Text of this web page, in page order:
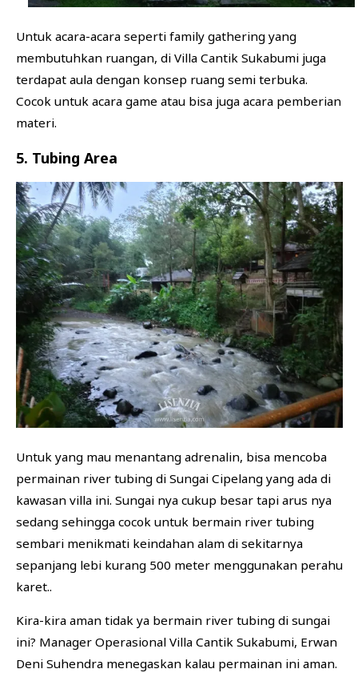
Untuk acara-acara seperti family gathering yang
membutuhkan ruangan, di Villa Cantik Sukabumi juga
terdapat aula dengan konsep ruang semi terbuka.
Cocok untuk acara game atau bisa juga acara pemberian
materi.
5. Tubing Area
Untuk yang mau menantang adrenalin, bisa mencoba
permainan river tubing di Sungai Cipelang yang ada di
kawasan villa ini. Sungai nya cukup besar tapi arus nya
sedang sehingga cocok untuk bermain river tubing
sembari menikmati keindahan alam di sekitarnya
sepanjang lebi kurang 500 meter menggunakan perahu
karet..
Kira-kira aman tidak ya bermain river tubing di sungai
ini? Manager Operasional Villa Cantik Sukabumi, Erwan
Deni Suhendra menegaskan kalau permainan ini aman.